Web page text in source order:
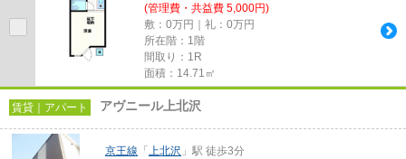
(管理費・共益費 5,000円)
敷：0万円｜礼：0万円
所在階：1階
間取り：1R
面積：14.71㎡
賃貸｜アパート アヴニール上北沢
京王線 「 上北沢 」駅 徒歩3分